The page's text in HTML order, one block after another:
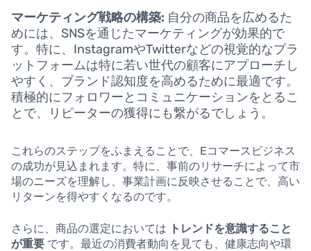
マーケティング戦略の構築: 自分の商品を広めるた
めには、SNSを通じたマーケティングが効果的で
す。特に、InstagramやTwitterなどの視覚的なプラ
ットフォームは特に若い世代の顧客にアプローチし
やすく、ブランド認知度を高めるために最適です。
積極的にフォロワーとコミュニケーションをとるこ
とで、リピーターの獲得にも繋がるでしょう。
これらのステップをふまえることで、Eコマースビジネス
の成功が見込まれます。特に、事前のリサーチによって市
場のニーズを理解し、事業計画に反映させることで、高い
リターンを得やすくなるのです。
さらに、商品の選定においては トレンドを意識すること
が重要 です。最近の消費者動向を見ても、健康志向や環